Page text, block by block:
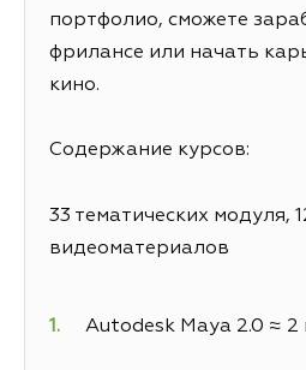
портфолио, сможете
фрилансе или начать
кино.
Содержание курсов:
33 тематических модуля,
видеоматериалов
Autodesk Maya 2.0 ≈ 2